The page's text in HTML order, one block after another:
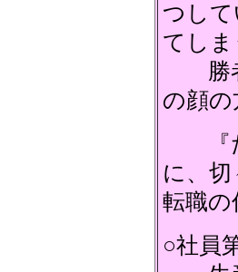
つし
てしま
勝者
の顔
『た
に、
転職の
○社員